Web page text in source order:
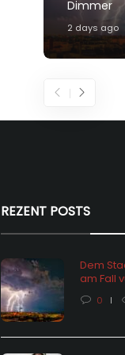
Dimmer
2 days ago
REZENT POSTS
Dem
am Fall
0